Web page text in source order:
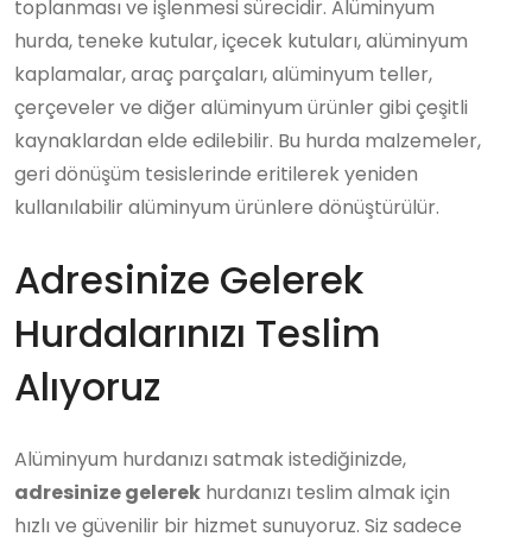
toplanması ve işlenmesi sürecidir. Alüminyum
hurda, teneke kutular, içecek kutuları, alüminyum
kaplamalar, araç parçaları, alüminyum teller,
çerçeveler ve diğer alüminyum ürünler gibi çeşitli
kaynaklardan elde edilebilir. Bu hurda malzemeler,
geri dönüşüm tesislerinde eritilerek yeniden
kullanılabilir alüminyum ürünlere dönüştürülür.
Adresinize Gelerek
Hurdalarınızı Teslim
Alıyoruz
Alüminyum hurdanızı satmak istediğinizde,
adresinize gelerek hurdanızı teslim almak için
hızlı ve güvenilir bir hizmet sunuyoruz. Siz sadece